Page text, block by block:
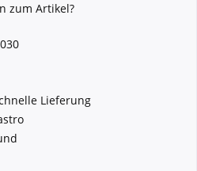
zum Artikel?
Lieferung